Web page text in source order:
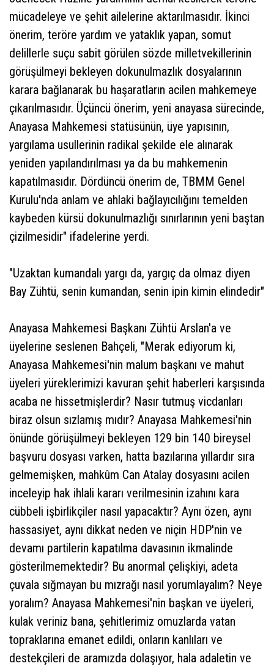
mücadeleye ve şehit ailelerine aktarılmasıdır. İkinci
önerim, teröre yardım ve yataklık yapan, somut
delillerle suçu sabit görülen sözde milletvekillerinin
görüşülmeyi bekleyen dokunulmazlık dosyalarının
karara bağlanarak bu haşaratların acilen mahkemeye
çıkarılmasıdır. Üçüncü önerim, yeni anayasa sürecinde,
Anayasa Mahkemesi statüsünün, üye yapısının,
yargılama usullerinin radikal şekilde ele alınarak
yeniden yapılandırılması ya da bu mahkemenin
kapatılmasıdır. Dördüncü önerim de, TBMM Genel
Kurulu'nda anlam ve ahlaki bağlayıcılığını temelden
kaybeden kürsü dokunulmazlığı sınırlarının yeni baştan
çizilmesidir" ifadelerine yerdi.
"Uzaktan kumandalı yargı da, yargıç da olmaz diyen
Bay Zühtü, senin kumandan, senin ipin kimin elindedir"
Anayasa Mahkemesi Başkanı Zühtü Arslan'a ve
üyelerine seslenen Bahçeli, "Merak ediyorum ki,
Anayasa Mahkemesi'nin malum başkanı ve mahut
üyeleri yüreklerimizi kavuran şehit haberleri karşısında
acaba ne hissetmişlerdir? Nasır tutmuş vicdanları
biraz olsun sızlamış mıdır? Anayasa Mahkemesi'nin
önünde görüşülmeyi bekleyen 129 bin 140 bireysel
başvuru dosyası varken, hatta bazılarına yıllardır sıra
gelmemişken, mahkûm Can Atalay dosyasını acilen
inceleyip hak ihlali kararı verilmesinin izahını kara
cübbeli işbirlikçiler nasıl yapacaktır? Aynı özen, aynı
hassasiyet, aynı dikkat neden ve niçin HDP'nin ve
devamı partilerin kapatılma davasının ikmalinde
gösterilmemektedir? Bu anormal çelişkiyi, adeta
çuvala sığmayan bu mızrağı nasıl yorumlayalım? Neye
yoralım? Anayasa Mahkemesi'nin başkan ve üyeleri,
kulak veriniz bana, şehitlerimiz omuzlarda vatan
topraklarına emanet edildi, onların kanlıları ve
destekçileri de aramızda dolaşıyor, hala adaletin ve